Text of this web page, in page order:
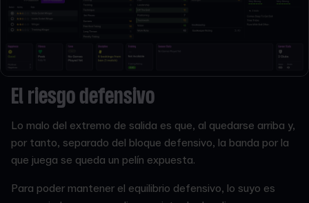
El riesgo defensivo
Lo malo del extremo de salida es que, al quedarse arriba y,
por tanto, separado del bloque defensivo, la banda por la
que juega se queda un pelín expuesta.
Para poder mantener el equilibrio defensivo, lo suyo es